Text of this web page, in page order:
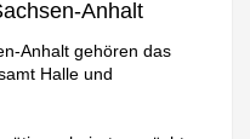
Anhalt
Anhalt gehören das
Halle und